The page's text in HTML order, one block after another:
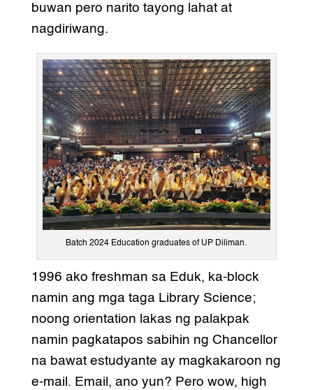
buwan pero narito tayong lahat at
nagdiriwang.
Batch 2024 Education graduates of UP Diliman.
1996 ako freshman sa Eduk, ka-block
namin ang mga taga Library Science;
noong orientation lakas ng palakpak
namin pagkatapos sabihin ng Chancellor
na bawat estudyante ay magkakaroon ng
e-mail. Email, ano yun? Pero wow, high